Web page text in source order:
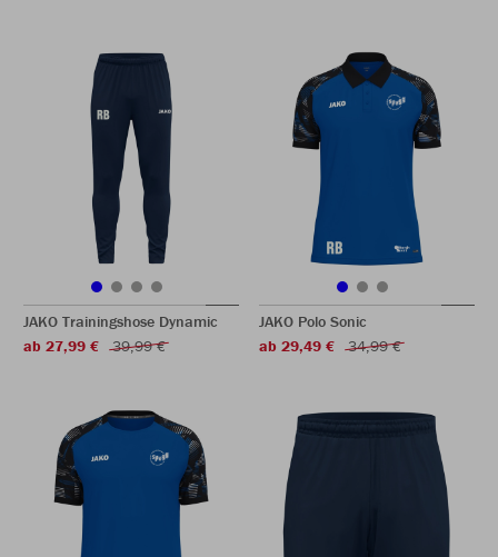
JAKO Trainingshose Dynamic
ab 27,99 €
39,99 €
JAKO Polo Sonic
ab 29,49 €
34,99 €